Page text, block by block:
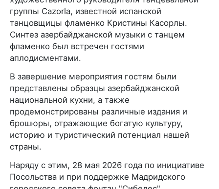
группы Cazorla, известной испанской
танцовщицы фламенко Кристины Касорлы.
Синтез азербайджанской музыки с танцем
фламенко был встречен гостями
аплодисментами.
В завершение мероприятия гостям были
представлены образцы азербайджанской
национальной кухни, а также
продемонстрированы различные издания и
брошюры, отражающие богатую культуру,
историю и туристический потенциал нашей
страны.
Наряду с этим, 28 мая 2026 года по инициативе
Посольства и при поддержке Мадридского